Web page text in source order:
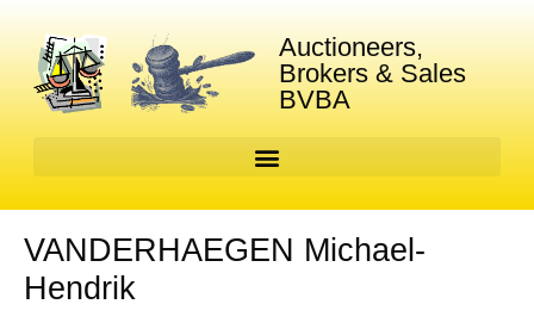
Auctioneers,
Brokers & Sales
BVBA
VANDERHAEGEN Michael-
Hendrik